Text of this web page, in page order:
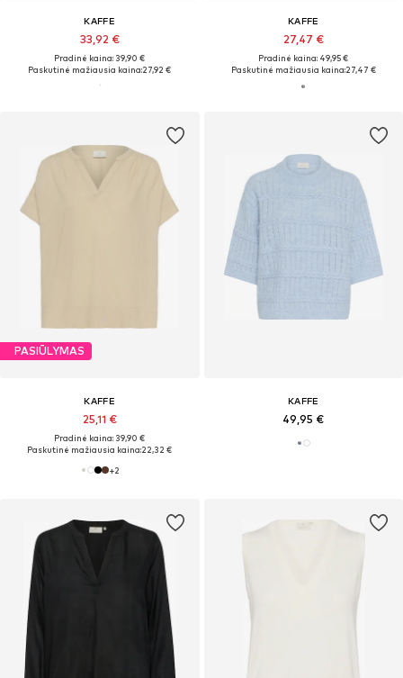
KAFFE
33,92 €
Pradinė kaina: 39,90 €
Paskutinė mažiausia kaina:27,92 €
KAFFE
27,47 €
Pradinė kaina: 49,95 €
Paskutinė mažiausia kaina:27,47 €
PASIŪLYMAS
KAFFE
25,11 €
Pradinė kaina: 39,90 €
Paskutinė mažiausia kaina:22,32 €
+2
KAFFE
49,95 €